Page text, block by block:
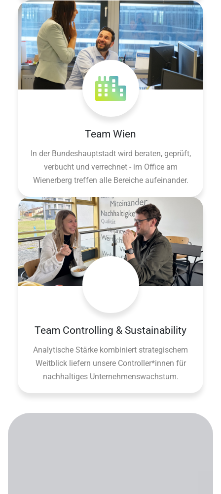
Team Wien
In der Bundeshauptstadt wird beraten, geprüft,
verbucht und verrechnet - im Office am
Wienerberg treffen alle Bereiche aufeinander.
Team Controlling & Sustainability
Analytische Stärke kombiniert strategischem
Weitblick liefern unsere Controller*innen für
nachhaltiges Unternehmenswachstum.